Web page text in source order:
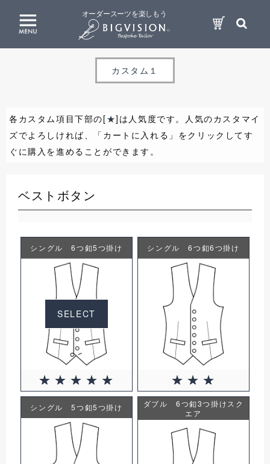
オーダースーツを楽しもう
カスタム１
各カスタム項目下部の[★]は人気度です。人気のカスタマイ
ズでよろしければ、「カートに入れる」をクリックしてす
ぐに購入を進めることができます。
ベストボタン
シングル 6つ釦5つ掛け
SELECT
シングル 6つ釦6つ掛け
シングル 5つ釦5つ掛け
ダブル 6つ釦3つ掛けスク
エア